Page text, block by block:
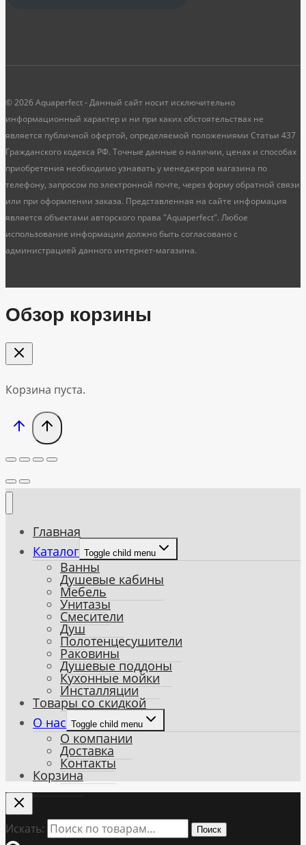
© 2026 Aquaperfect - Данный сайт носит исключительно
информационный характер и ни при каких обстоятельствах не
является публичной офертой, определяемой положениями Статьи 437
Гражданского кодекса РФ. Точные данные о наличии, ценах и способах
приобретения необходимо узнавать у менеджеров магазина по
телефону, запросом по электронной почте, через форму обратной связи
или при оформлении заказа. Представленная на сайте информация
является объектами авторского права "Aquaperfect". Любое
использование информации должно быть согласовано с
администрацией данного интернет-магазина.
Обзор корзины
Корзина пуста.
Главная
Каталог Toggle child menu
Ванны
Душевые кабины
Мебель
Унитазы
Смесители
Душ
Полотенцесушители
Раковины
Душевые поддоны
Кухонные мойки
Инсталляции
Товары со скидкой
О нас Toggle child menu
О компании
Доставка
Контакты
Корзина
Искать: Поиск